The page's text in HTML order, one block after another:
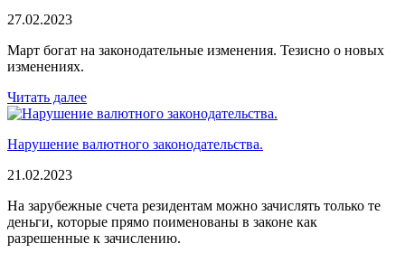
27.02.2023
Март богат на законодательные изменения. Тезисно о новых
изменениях.
Читать далее
Нарушение валютного законодательства.
21.02.2023
На зарубежные счета резидентам можно зачислять только те
деньги, которые прямо поименованы в законе как
разрешенные к зачислению.